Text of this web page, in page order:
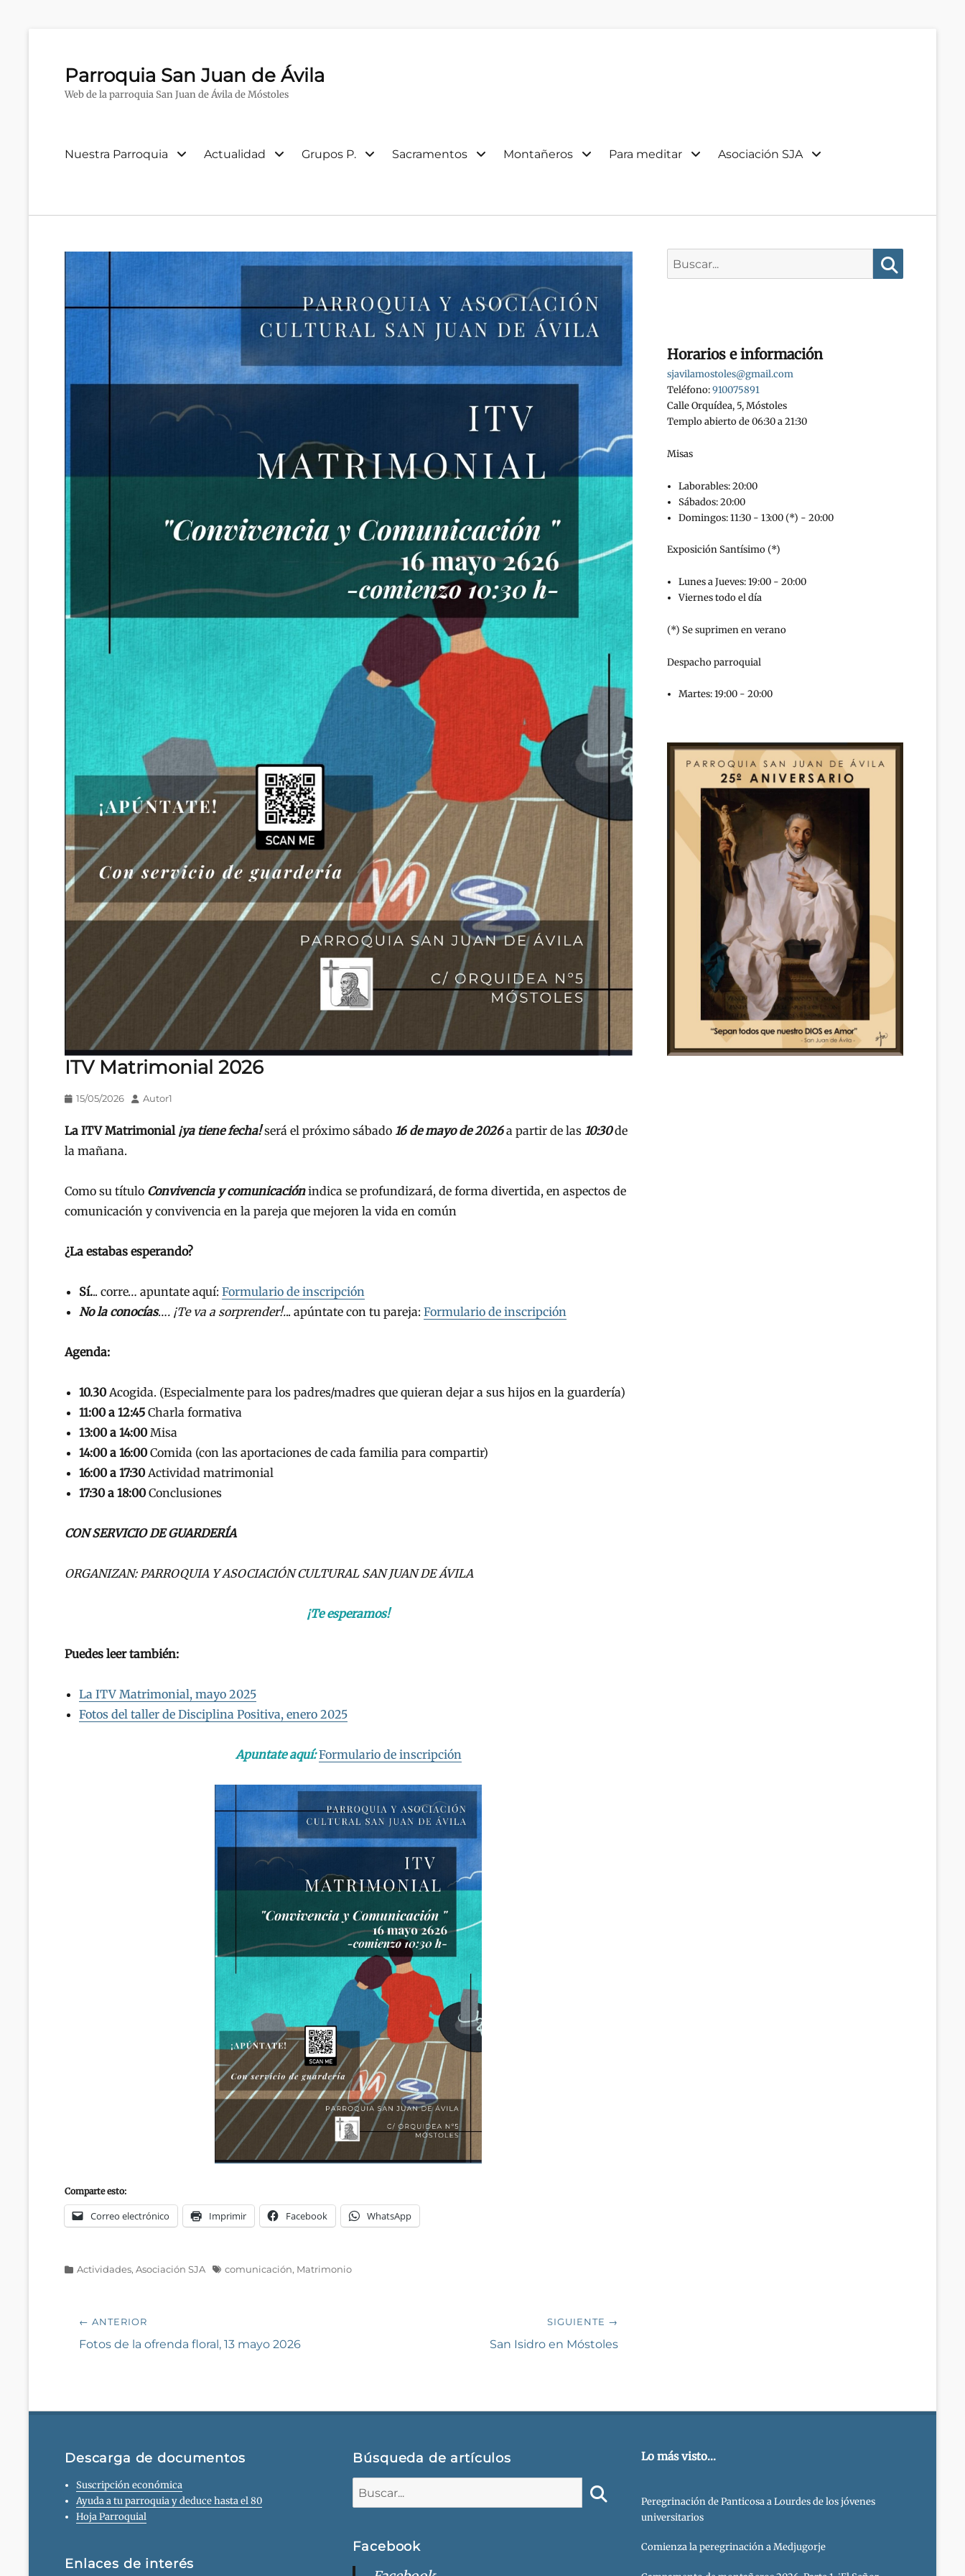
Parroquia San Juan de Ávila
Web de la parroquia San Juan de Ávila de Móstoles
Menú
Nuestra Parroquia Actualidad Grupos P. Sacramentos Montañeros Para meditar Asociación SJA
ITV Matrimonial 2026
Publicado
15/05/2026 Autor
Autor1
La ITV Matrimonial¡ya tiene fecha!será el próximo sábado 16 de mayo de 2026a partir de las 10:30de
la mañana.
Como su título Convivencia y comunicaciónindica se profundizará, de forma divertida, en aspectos de
comunicación y convivencia en la pareja que mejoren la vida en común
¿La estabas esperando?
Sí... corre… apuntate aquí: Formulario de inscripción
No la conocías…. ¡Te va a sorprender!... apúntate con tu pareja: Formulario de inscripción
Agenda:
10.30Acogida. (Especialmente para los padres/madres que quieran dejar a sus hijos en la guardería)
11:00 a 12:45 Charla formativa
13:00 a 14:00Misa
14:00 a 16:00Comida (con las aportaciones de cada familia para compartir)
16:00 a 17:30Actividad matrimonial
17:30 a 18:00Conclusiones
CON SERVICIO DE GUARDERÍA
ORGANIZAN: PARROQUIA Y ASOCIACIÓN CULTURAL SAN JUAN DE ÁVILA
¡Te esperamos!
Puedes leer también:
La ITV Matrimonial, mayo 2025
Fotos del taller de Disciplina Positiva, enero 2025
Apuntate aquí: Formulario de inscripción
Comparte esto:
Correo electrónico Imprimir Facebook WhatsApp
Categorías
Actividades, Asociación SJA Etiquetas
comunicación, Matrimonio
Navegación
de
← ANTERIOR
Entrada
Fotos de la ofrenda floral, 13 mayo 2026
SIGUIENTE →
San Isidro en Móstoles
Horarios e información
sjavilamostoles@gmail.com
Teléfono:910075891
Calle Orquídea, 5, Móstoles
Templo abierto de 06:30 a 21:30
Misas
Laborables: 20:00
Sábados: 20:00
Domingos: 11:30 - 13:00 (*) - 20:00
Exposición Santísimo (*)
Lunes a Jueves: 19:00 - 20:00
Viernes todo el día
(*) Se suprimen en verano
Despacho parroquial
Martes: 19:00 - 20:00
Descarga de documentos
Suscripción económica
Ayuda a tu parroquia y deduce hasta el 80
Hoja Parroquial
Enlaces de interés
Búsqueda de artículos
Facebook
Lo más visto...
Peregrinación de Panticosa a Lourdes de los jóvenes
universitarios
Comienza la peregrinación a Medjugorje